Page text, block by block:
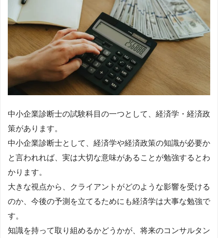
中小企業診断士の試験科目の一つとして、経済学・経済政
策があります。
中小企業診断士として、経済学や経済政策の知識が必要か
と言われれば、実は大切な意味があることが勉強するとわ
かります。
大きな視点から、クライアントがどのような影響を受ける
のか、今後の予測を立てるためにも経済学は大事な勉強で
す。
知識を持って取り組めるかどうかが、将来のコンサルタン